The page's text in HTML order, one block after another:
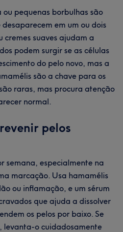
pequenas borbulhas são
em um ou dois
cremes suaves ajudam a
podem surgir se as células
do pelo novo, mas a
são a chave para os
raras, mas procura atenção
normal.
pelos
semana, especialmente na
marcação. Usa hamamélis
ou inflamação, e um sérum
que ajuda a dissolver
os pelos por baixo. Se
levanta-o cuidadosamente